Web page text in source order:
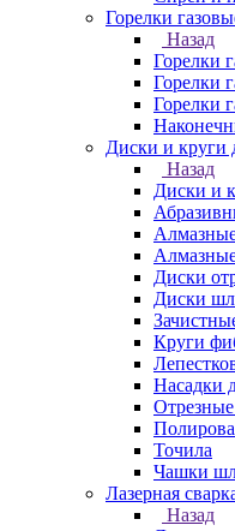
Горелки
Назад
Горелки
Горелки
Горелки
Диски и
Назад
Диски и
Диски
Диски
Круги
Насадки
Точила
Чашки
Лазерная
Назад